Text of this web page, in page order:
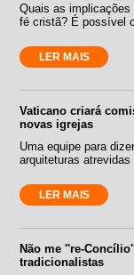
Quais as
fé cristã? É possível
LER MAIS
Vaticano criará
novas igrejas
Uma equipe para
arquiteturas
LER MAIS
Não me ''re-
tradicionalistas